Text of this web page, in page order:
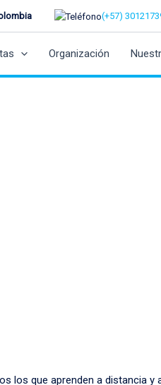
(+57)
Organización
los que aprenden a distancia y